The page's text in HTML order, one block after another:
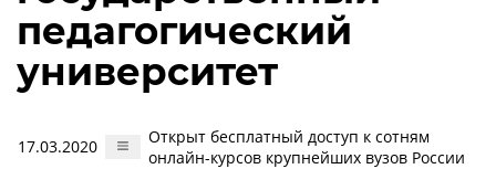
педагогический
университет
17.03.2020
Открыт бесплатный доступ к сотням
онлайн-курсов крупнейших вузов России